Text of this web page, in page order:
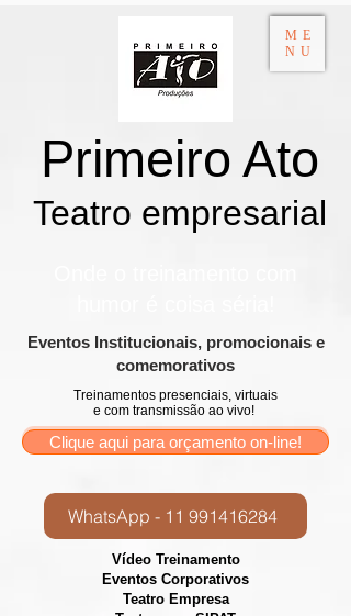
ME
NU
Primeiro Ato
Teatro empresarial​
​Eventos Institucionais, promocionais e
comemorativos
Treinamentos presenciais, virtuais
e com transmissão ao vivo!
Clique aqui para orçamento on-line!
WhatsApp - 11 991416284
Vídeo Treinamento
Eventos Corporativos
​Teatro Empresa